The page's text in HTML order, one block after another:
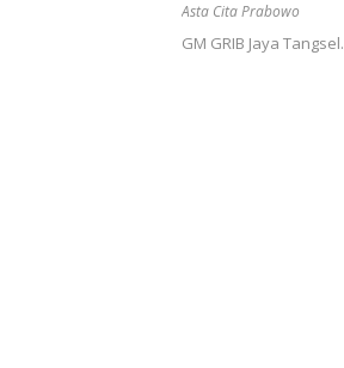
Asta Cita Prabowo
GM GRIB Jaya Tangsel.